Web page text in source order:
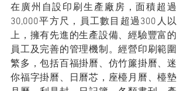
在廣州自設印刷生產廠房，面積超過
30,000平方尺，員工數目超過300人以
上，擁有先進的生產設備、經驗豐富的
員工及完善的管理機制。經營印刷範圍
繁多，包括百福掛曆、仿竹簾掛曆、迷
你福字掛曆、日曆芯，座檯月曆、檯墊